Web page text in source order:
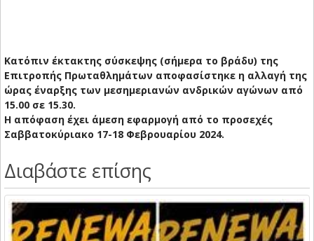
Κατόπιν έκτακτης σύσκεψης (σήμερα το βράδυ) της
Επιτροπής Πρωταθλημάτων αποφασίστηκε η αλλαγή της
ώρας έναρξης των μεσημεριανών ανδρικών αγώνων από
15.00 σε 15.30.
Η απόφαση έχει άμεση εφαρμογή από το προσεχές
Σαββατοκύριακο 17-18 Φεβρουαρίου 2024.
Διαβάστε επίσης